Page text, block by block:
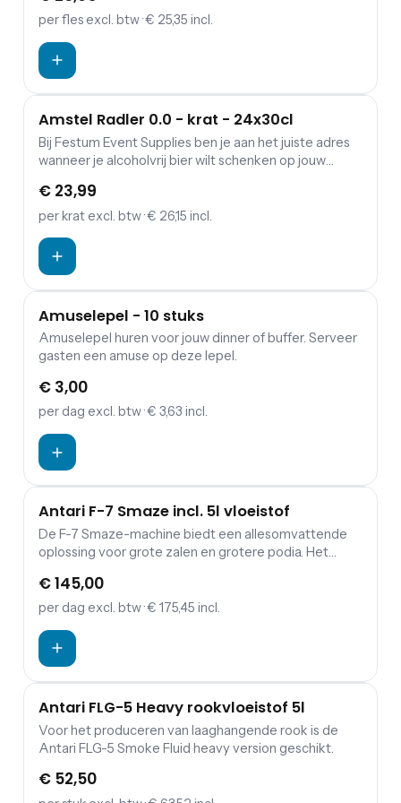
Penedès Appellatie: DO Cava Wijnhuis: Clos Amador
per fles excl. btw· € 25,35 incl.
Amstel Radler 0.0 - krat - 24x30cl
Bij Festum Event Supplies ben je aan het juiste adres
wanneer je alcoholvrij bier wilt schenken op jouw
drankenpagina .
€ 23,99
per krat excl. btw· € 26,15 incl.
Amuselepel - 10 stuks
Amuselepel huren voor jouw dinner of buffer. Serveer
gasten een amuse op deze lepel.
€ 3,00
per dag excl. btw· € 3,63 incl.
Antari F-7 Smaze incl. 5l vloeistof
De F-7 Smaze-machine biedt een allesomvattende
oplossing voor grote zalen en grotere podia. Het
fazer om grote zalen zeer snel te vullen en een mooie
dunne laag waas te creëren. De ingebouwde
richten vanwege de instelbare hoek. De F-7 Smaze is
uitgerust met de nieuwste luchtpomptechnologie,
een zelfreinigende functie en wordt beschermd door
worden gebruikt in de meest ruwe podiumsituaties.
Het kan handmatig worden bediend, met DMX en
draadloos dankzij de ingebouwde WDMX-module
wordt standaard geleverd met 5L FLG-5 vloeistof.
€ 145,00
per dag excl. btw· € 175,45 incl.
Antari FLG-5 Heavy rookvloeistof 5l
Voor het produceren van laaghangende rook is de
Antari FLG-5 Smoke Fluid heavy version geschikt.
€ 52,50